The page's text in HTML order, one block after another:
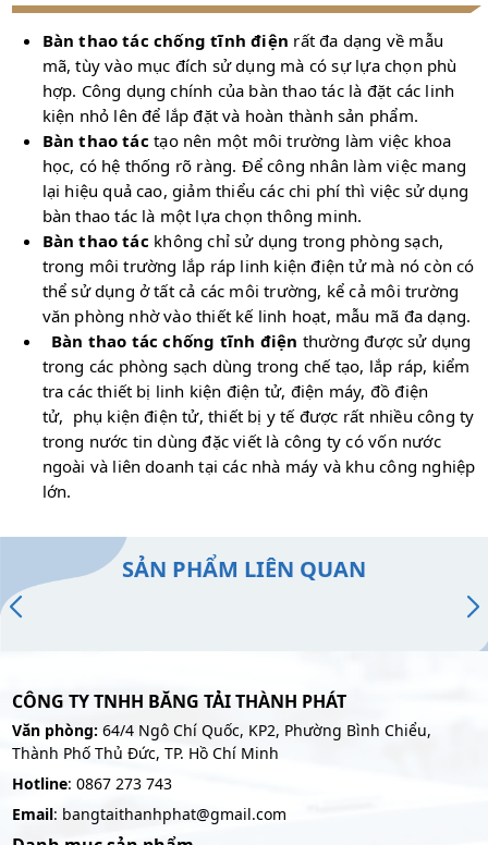
Bàn thao tác chống tĩnh điện rất đa dạng về mẫu
mã, tùy vào mục đích sử dụng mà có sự lựa chọn phù
hợp. Công dụng chính của bàn thao tác là đặt các linh
kiện nhỏ lên để lắp đặt và hoàn thành sản phẩm.
Bàn thao tác tạo nên một môi trường làm việc khoa
học, có hệ thống rõ ràng. Để công nhân làm việc mang
lại hiệu quả cao, giảm thiểu các chi phí thì việc sử dụng
bàn thao tác là một lựa chọn thông minh.
Bàn thao tác không chỉ sử dụng trong phòng sạch,
trong môi trường lắp ráp linh kiện điện tử mà nó còn có
thể sử dụng ở tất cả các môi trường, kể cả môi trường
văn phòng nhờ vào thiết kế linh hoạt, mẫu mã đa dạng.
Bàn thao tác chống tĩnh điện thường được sử dụng
trong các phòng sạch dùng trong chế tạo, lắp ráp, kiểm
tra các thiết bị linh kiện điện tử, điện máy, đồ điện
tử, phụ kiện điện tử, thiết bị y tế được rất nhiều công ty
trong nước tin dùng đặc viết là công ty có vốn nước
ngoài và liên doanh tại các nhà máy và khu công nghiệp
lớn.
SẢN PHẨM LIÊN QUAN
CÔNG TY TNHH BĂNG TẢI THÀNH PHÁT
Văn phòng:64/4 Ngô Chí Quốc, KP2, Phường Bình Chiểu,
Thành Phố Thủ Đức, TP. Hồ Chí Minh
Hotline: 0867 273 743
Email: bangtaithanhphat@gmail.com